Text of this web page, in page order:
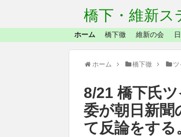
橋下・維新ス
ホーム 橋下徹 維新の会
ホーム 橋下徹 ツ
8/21 橋下氏
委が朝日新聞
て反論をする